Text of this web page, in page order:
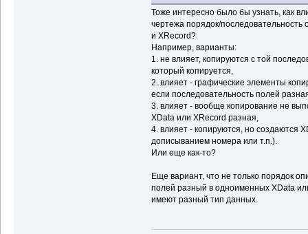
Тоже интересно было бы узнать, как
чертежа порядок/
и XRecord?
Например, варианты:
1. не влияет, копируются с той
который копируется,
2. влияет - графические элементы
если последовательность полей
3. влияет - вообще копирование не
XData или XRecord разная,
4. влияет - копируются, но создаются
дописыванием номера или т.п.).
Или еще как-то?
Еще вариант, что не только порядок
полей разный в одноименных XData
имеют разный тип данных.